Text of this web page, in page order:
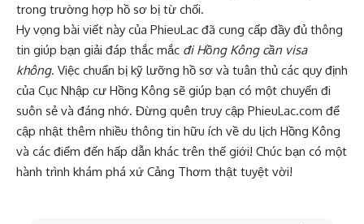
trong trường hợp hồ sơ bị từ chối.
Hy vọng bài viết này của PhieuLac đã cung cấp đầy đủ thông
tin giúp bạn giải đáp thắc mắc đi Hồng Kông cần visa
không. Việc chuẩn bị kỹ lưỡng hồ sơ và tuân thủ các quy định
của Cục Nhập cư Hồng Kông sẽ giúp bạn có một chuyến đi
suôn sẻ và đáng nhớ. Đừng quên truy cập PhieuLac.com để
cập nhật thêm nhiều thông tin hữu ích về du lịch Hồng Kông
và các điểm đến hấp dẫn khác trên thế giới! Chúc bạn có một
hành trình khám phá xứ Cảng Thơm thật tuyệt vời!